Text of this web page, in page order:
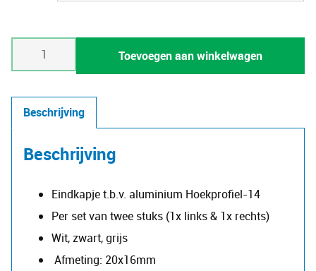
Eindkap
Toevoegen aan winkelwagen
Beschrijving
Beschrijving
Eindkapje t.b.v. aluminium Hoekprofiel-14
Per set van twee stuks (1x links & 1x rechts)
Wit, zwart, grijs
Afmeting: 20x16mm